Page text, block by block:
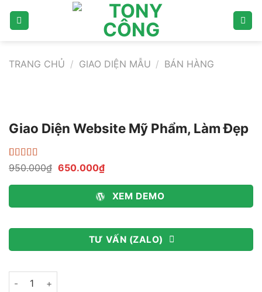
TRANG CHỦ / GIAO DIỆN MẪU / BÁN HÀNG
Giao Diện Website Mỹ Phẩm, Làm Đẹp
4.50trên 5
20
đánh giá
950.000₫ Giá
là:
950.000₫.
650.000₫Giá
hiện
tại
là:
650.000₫.
XEM DEMO
TƯ VẤN (ZALO)
Giao Diện Website Mỹ Phẩm, Làm Đẹp số lượng